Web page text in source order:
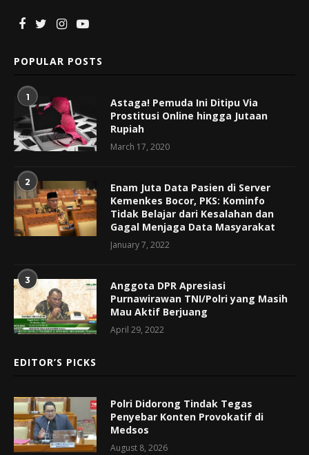
POPULAR POSTS
1
Astaga! Pemuda Ini Ditipu Via
Prostitusi Online hingga Jutaan
Rupiah
March 17, 2020
2
Enam Juta Data Pasien di Server
Kemenkes Bocor, PKS: Kominfo
Tidak Belajar dari Kesalahan dan
Gagal Menjaga Data Masyarakat
January 7, 2022
3
Anggota DPR Apresiasi
Purnawirawan TNI/Polri yang Masih
Mau Aktif Berjuang
April 29, 2022
EDITOR’S PICKS
Polri Didorong Tindak Tegas
Penyebar Konten Provokatif di
Medsos
August 8, 2026